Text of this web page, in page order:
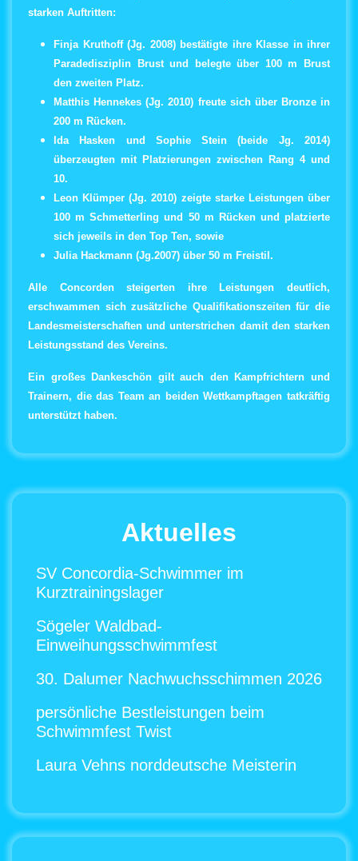
starken Auftritten:
Finja Kruthoff (Jg. 2008)bestätigte ihre Klasse in ihrer
Paradedisziplin Brust und belegte über 100 m Brust
den zweiten Platz.
Matthis Hennekes (Jg. 2010) freute sich über Bronzein
200 m Rücken.
Ida Hasken und Sophie Stein (beide Jg. 2014)
überzeugten mit Platzierungen zwischen Rang 4 und
10.
Leon Klümper (Jg. 2010) zeigte starke Leistungen über
100 m Schmetterling und 50 m Rücken und platzierte
sich jeweils in den Top Ten, sowie
Julia Hackmann (Jg.2007) über 50 m Freistil.
Alle Concorden steigerten ihre Leistungen deutlich,
erschwammen sich zusätzliche Qualifikationszeiten für die
Landesmeisterschaften und unterstrichen damit den starken
Leistungsstand des Vereins.
Ein großes Dankeschön gilt auch den Kampfrichtern und
Trainern, die das Team an beiden Wettkampftagen tatkräftig
unterstützt haben.
Aktuelles
SV Concordia-Schwimmer im
Kurztrainingslager
Sögeler Waldbad-
Einweihungsschwimmfest
30. Dalumer Nachwuchsschimmen 2026
persönliche Bestleistungen beim
Schwimmfest Twist
Laura Vehns norddeutsche Meisterin